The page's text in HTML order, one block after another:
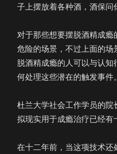
子上摆放着各种酒，酒保问
对于那些想要摆脱酒精成
危险的场景，不过上面的
脱酒精成瘾的人可以与认
何处理这些潜在的触发事件。
杜兰大学社会工作学员的院
拟现实用于成瘾治疗已经有
在十二年前，当这项技术